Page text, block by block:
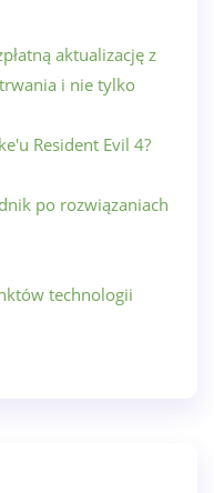
aktualizację z
i nie tylko
Resident Evil 4?
po rozwiązaniach
technologii